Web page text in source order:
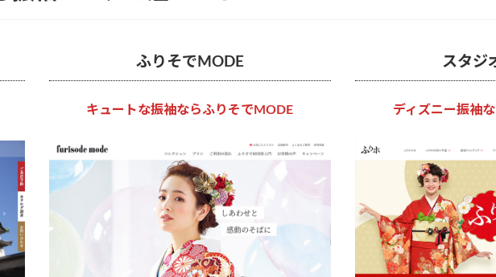
ふりそでMODE
キュートな振袖ならふりそでMODE
スタジ
ディズニー振袖